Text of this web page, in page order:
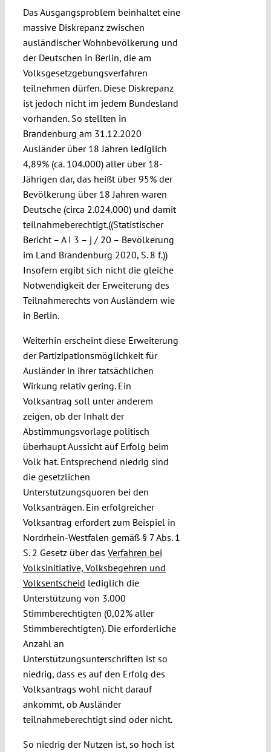
Das Ausgangsproblem beinhaltet eine
massive Diskrepanz zwischen
ausländischer Wohnbevölkerung und
der Deutschen in Berlin, die am
Volksgesetzgebungsverfahren
teilnehmen dürfen. Diese Diskrepanz
ist jedoch nicht im jedem Bundesland
vorhanden. So stellten in
Brandenburg am 31.12.2020
Ausländer über 18 Jahren lediglich
4,89% (ca. 104.000) aller über 18-
Jährigen dar, das heißt über 95% der
Bevölkerung über 18 Jahren waren
Deutsche (circa 2.024.000) und damit
teilnahmeberechtigt.((Statistischer
Bericht – A I 3 – j / 20 – Bevölkerung
im Land Brandenburg 2020, S. 8 f.))
Insofern ergibt sich nicht die gleiche
Notwendigkeit der Erweiterung des
Teilnahmerechts von Ausländern wie
in Berlin.
Weiterhin erscheint diese Erweiterung
der Partizipationsmöglichkeit für
Ausländer in ihrer tatsächlichen
Wirkung relativ gering. Ein
Volksantrag soll unter anderem
zeigen, ob der Inhalt der
Abstimmungsvorlage politisch
überhaupt Aussicht auf Erfolg beim
Volk hat. Entsprechend niedrig sind
die gesetzlichen
Unterstützungsquoren bei den
Volksanträgen. Ein erfolgreicher
Volksantrag erfordert zum Beispiel in
Nordrhein-Westfalen gemäß § 7 Abs. 1
S. 2 Gesetz über das Verfahren bei
Volksinitiative, Volksbegehren und
Volksentscheid lediglich die
Unterstützung von 3.000
Stimmberechtigten (0,02% aller
Stimmberechtigten). Die erforderliche
Anzahl an
Unterstützungsunterschriften ist so
niedrig, dass es auf den Erfolg des
Volksantrags wohl nicht darauf
ankommt, ob Ausländer
teilnahmeberechtigt sind oder nicht.
So niedrig der Nutzen ist, so hoch ist